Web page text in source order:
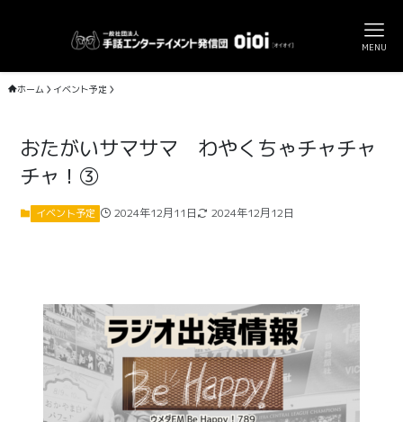
MENU
ホーム イベント予定
おたがいサマサマ わやくちゃチャチャ
チャ！③
イベント予定 2024年12月11日 2024年12月12日